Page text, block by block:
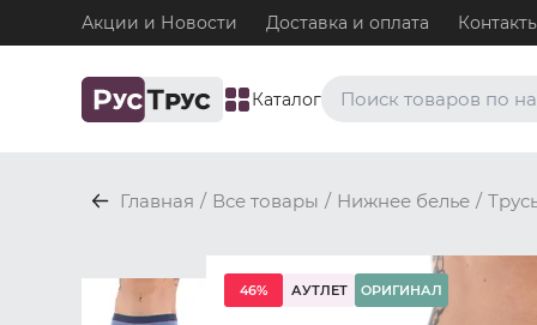
Акции и Новости Доставка и оплата
Каталог
Топ-бра
Нижнее белье / Топ-бра
Главная / Все товары / Нижнее белье /
46% АУТЛЕТ ОРИГИНАЛ